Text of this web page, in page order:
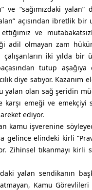
ve “sağımızdaki
açısından ibretlik
ve
adil olmayan zam
çalışanların iki yılda
tutup
diye satıyor. Kazanım
yalan olan sağ şeridin
emeği ve emekçiyi
ediyor.
kamu işverenine
gelince elindeki kirli
Zihinsel tıkanmayı
yalan sendikanın
Kamu